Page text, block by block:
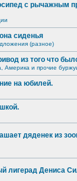
с рычажным
сиденья
(разное)
из того что
Америка и прочие
на юбилей.
дяденек из
лигерад Дениса